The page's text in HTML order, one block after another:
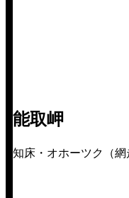
能取岬
知床・オホーツク（網